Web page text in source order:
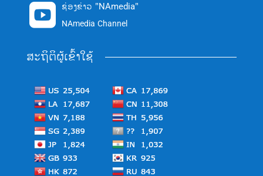
 ຊ່ອງຂ່າວ "NAmedia"
NAmedia Channel
ສະຖິຕິຜູ້ເຂົ້າໃຊ້